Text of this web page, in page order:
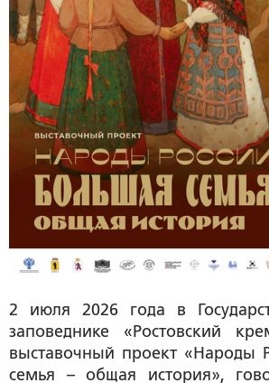
2 июля 2026 года в
заповеднике «Ростовский
выставочный проект «Народы
семья – общая история»,